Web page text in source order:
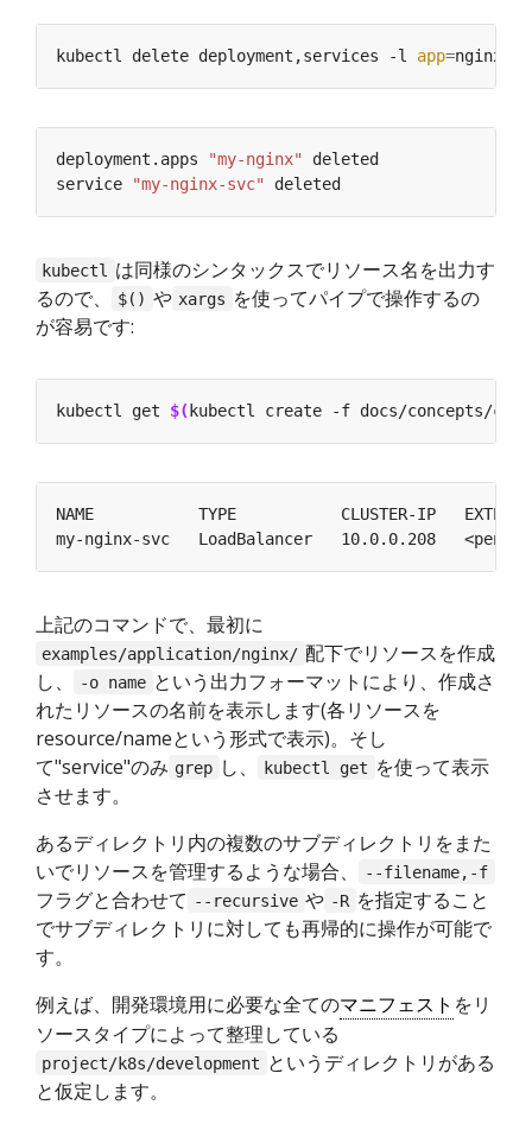
kubectl delete deployment,services -l app=
deployment.apps "my-nginx"
service
"my-nginx-svc"
kubectl
は同様のシンタックスでリソース名を出力す
るので、
$() や xargs を使ってパイプで操作するの
が容易です:
kubectl get $( kubectl create -f docs/concepts/
NAME           TYPE           CLUSTER-IP
上記のコマンドで、最初に
examples/application/nginx/ 配下でリソースを作成
し、
-o name という出力フォーマットにより、作成さ
れたリソースの名前を表示します(各リソースを
resource/nameという形式で表示)。そし
て"service"のみ grep し、 kubectl get を使って表示
させます。
あるディレクトリ内の複数のサブディレクトリをまた
いでリソースを管理するような場合、
--filename,-f
フラグと合わせて --recursive や -R を指定すること
でサブディレクトリに対しても再帰的に操作が可能で
す。
例えば、開発環境用に必要な全てのマニフェスト をリ
ソースタイプによって整理している
project/k8s/development というディレクトリがある
と仮定します。